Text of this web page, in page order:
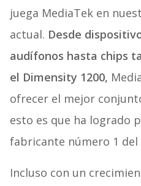
juega MediaTek en
actual. Desde
audífonos hasta chips
el Dimensity 1200,
ofrecer el mejor
esto es que ha logrado
fabricante número 1 del
Incluso con un